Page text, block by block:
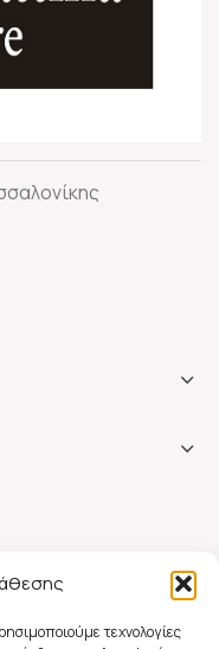
τεχνολογίες